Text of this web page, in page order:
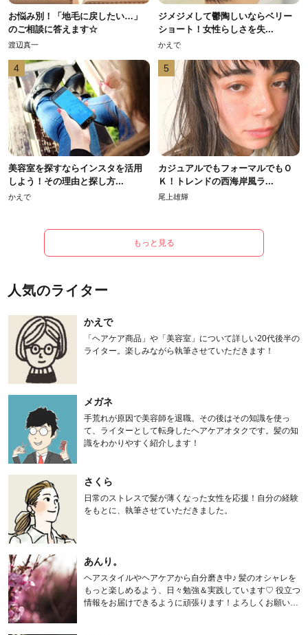
お悩み別！「地毛に戻したい…」
のご相談に答えます☆
渡辺真一
ジメジメして鬱陶しいならベリー
ショート！女性らしさを失...
かえで
4
美容室を探すならインスタを活用
しよう！その理由と探し方...
かえで
5
カジュアルでもフォーマルでもＯ
Ｋ！トレンドの西海岸風ラ...
尾上雄輝
もっと見る
人気のライター
かえで
「ヘアケア商品」や「美容室」について詳しい20代後半の
ライター。楽しみながら執筆させていただきます！
メガネ
手荒れが原因で美容師を退職。その後はその知識を使っ
て、ライターとして転身したヘアケアオタクです。髪の知
識をわかりやすく紹介します！
さくら
日常のストレスで髪が薄くなった女性を応援！自分の経験
をもとに、執筆させていただきました。
あんり。
ヘアスタイルやヘアケアから自分磨き中♪ 髪のオシャレを
もっと楽しめるよう、日々勉強＆実践しています♡ 役立つ
情報をお届けできるように頑張ります！よろしくお願いし